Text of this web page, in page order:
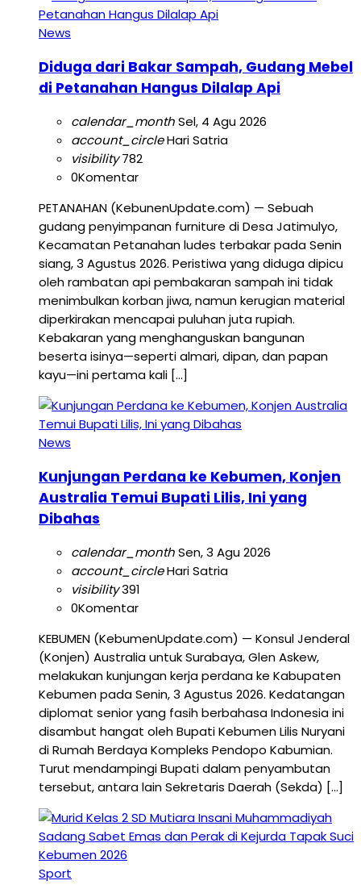
News
Diduga dari Bakar Sampah, Gudang Mebel
di Petanahan Hangus Dilalap Api
calendar_monthSel, 4 Agu 2026
account_circleHari Satria
visibility782
0Komentar
PETANAHAN (KebunenUpdate.com) — Sebuah
gudang penyimpanan furniture di Desa Jatimulyo,
Kecamatan Petanahan ludes terbakar pada Senin
siang, 3 Agustus 2026. Peristiwa yang diduga dipicu
oleh rambatan api pembakaran sampah ini tidak
menimbulkan korban jiwa, namun kerugian material
diperkirakan mencapai puluhan juta rupiah.
Kebakaran yang menghanguskan bangunan
beserta isinya—seperti almari, dipan, dan papan
kayu—ini pertama kali […]
News
Kunjungan Perdana ke Kebumen, Konjen
Australia Temui Bupati Lilis, Ini yang
Dibahas
calendar_monthSen, 3 Agu 2026
account_circleHari Satria
visibility391
0Komentar
KEBUMEN (KebumenUpdate.com) — Konsul Jenderal
(Konjen) Australia untuk Surabaya, Glen Askew,
melakukan kunjungan kerja perdana ke Kabupaten
Kebumen pada Senin, 3 Agustus 2026. Kedatangan
diplomat senior yang fasih berbahasa Indonesia ini
disambut hangat oleh Bupati Kebumen Lilis Nuryani
di Rumah Berdaya Kompleks Pendopo Kabumian.
Turut mendampingi Bupati dalam penyambutan
tersebut, antara lain Sekretaris Daerah (Sekda) […]
Sport